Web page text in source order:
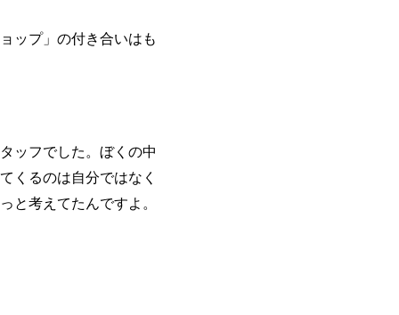
ップ」の付き合いはも
ッフでした。ぼくの中
くるのは自分ではなく
と考えてたんですよ。